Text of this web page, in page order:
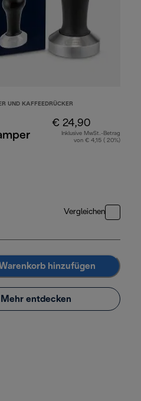
UND KAFFEEDRÜCKER
€ 24,90
Inklusive MwSt.-Betrag
von € 4,15 ( 20%)
Vergleichen
hinzufügen
Mehr entdecken